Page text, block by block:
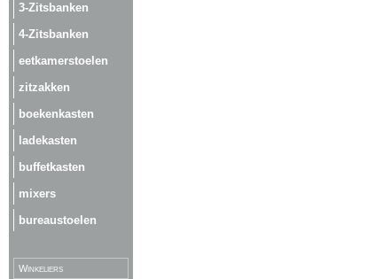
3-Zitsbanken
4-Zitsbanken
eetkamerstoelen
zitzakken
boekenkasten
ladekasten
buffetkasten
mixers
bureaustoelen
Winkeliers